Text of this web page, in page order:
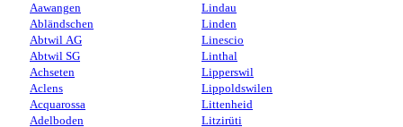
Aawangen
Abländschen
Abtwil AG
Abtwil SG
Achseten
Aclens
Acquarossa
Adelboden
Lindau
Linden
Linescio
Linthal
Lipperswil
Lippoldswilen
Littenheid
Litzirüti